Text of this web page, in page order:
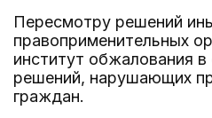
Пересмотру решений
правоприменительных
институт обжалования в
решений, нарушающих
граждан.